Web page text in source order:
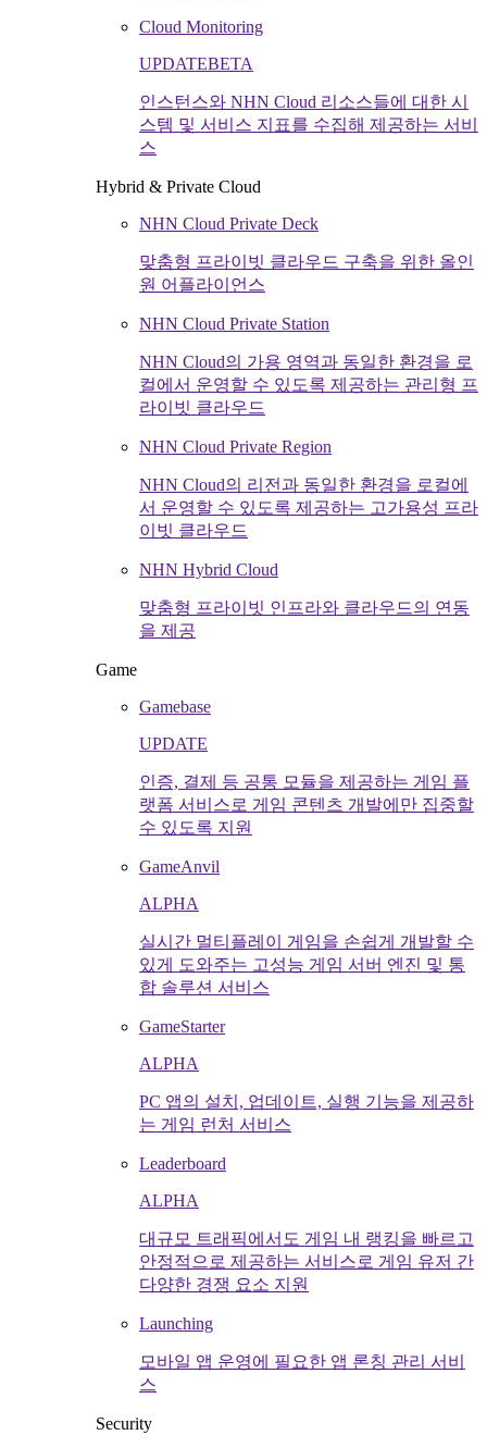
Cloud Monitoring
UPDATEBETA
인스턴스와 NHN Cloud 리소스들에 대한 시
스템 및 서비스 지표를 수집해 제공하는 서비
스
Hybrid & Private Cloud
NHN Cloud Private Deck
맞춤형 프라이빗 클라우드 구축을 위한 올인
원 어플라이언스
NHN Cloud Private Station
NHN Cloud의 가용 영역과 동일한 환경을 로
컬에서 운영할 수 있도록 제공하는 관리형 프
라이빗 클라우드
NHN Cloud Private Region
NHN Cloud의 리전과 동일한 환경을 로컬에
서 운영할 수 있도록 제공하는 고가용성 프라
이빗 클라우드
NHN Hybrid Cloud
맞춤형 프라이빗 인프라와 클라우드의 연동
을 제공
Game
Gamebase
UPDATE
인증, 결제 등 공통 모듈을 제공하는 게임 플
랫폼 서비스로 게임 콘텐츠 개발에만 집중할
수 있도록 지원
GameAnvil
ALPHA
실시간 멀티플레이 게임을 손쉽게 개발할 수
있게 도와주는 고성능 게임 서버 엔진 및 통
합 솔루션 서비스
GameStarter
ALPHA
PC 앱의 설치, 업데이트, 실행 기능을 제공하
는 게임 런처 서비스
Leaderboard
ALPHA
대규모 트래픽에서도 게임 내 랭킹을 빠르고
안정적으로 제공하는 서비스로 게임 유저 간
다양한 경쟁 요소 지원
Launching
모바일 앱 운영에 필요한 앱 론칭 관리 서비
스
Security